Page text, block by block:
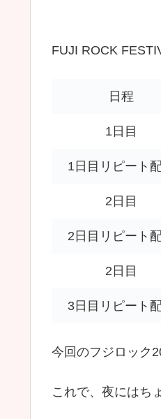
FUJI ROCK
日程
1日目
1日目リピート
2日目
2日目リピート
2日目
3日目リピート
今回のフジロック
これで、夜にはち